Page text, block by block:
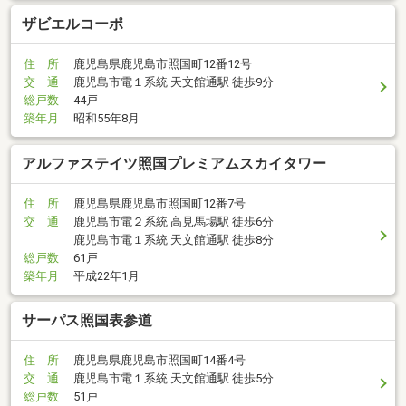
ザビエルコーポ
住 所
鹿児島県鹿児島市照国町12番12号
交 通
鹿児島市電１系統 天文館通駅 徒歩9分
総戸数
44戸
築年月
昭和55年8月
アルファステイツ照国プレミアムスカイタワー
住 所
鹿児島県鹿児島市照国町12番7号
交 通
鹿児島市電２系統 高見馬場駅 徒歩6分
鹿児島市電１系統 天文館通駅 徒歩8分
総戸数
61戸
築年月
平成22年1月
サーパス照国表参道
住 所
鹿児島県鹿児島市照国町14番4号
交 通
鹿児島市電１系統 天文館通駅 徒歩5分
総戸数
51戸